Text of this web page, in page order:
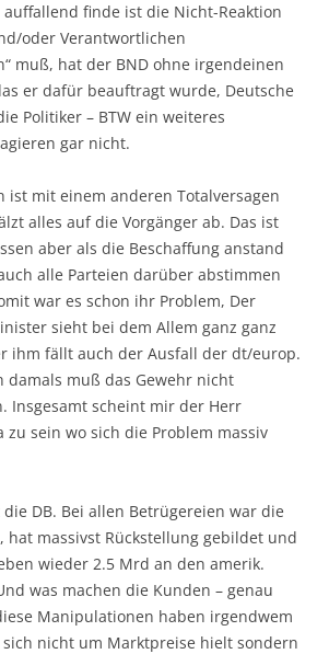
finde ist die Nicht-Reaktion
oder Verantwortlichen
muß, hat der BND ohne irgendeinen
er dafür beauftragt wurde, Deutsche
Politiker – BTW ein weiteres
gar nicht.
ist mit einem anderen Totalversagen
alles auf die Vorgänger ab. Das ist
aber als die Beschaffung anstand
alle Parteien darüber abstimmen
war es schon ihr Problem, Der
sieht bei dem Allem ganz ganz
ihm fällt auch der Ausfall der dt/europ.
damals muß das Gewehr nicht
Insgesamt scheint mir der Herr
zu sein wo sich die Problem massiv
DB. Bei allen Betrügereien war die
massivst Rückstellung gebildet und
wieder 2.5 Mrd an den amerik.
was machen die Kunden – genau
Manipulationen haben irgendwem
nicht um Marktpreise hielt sondern